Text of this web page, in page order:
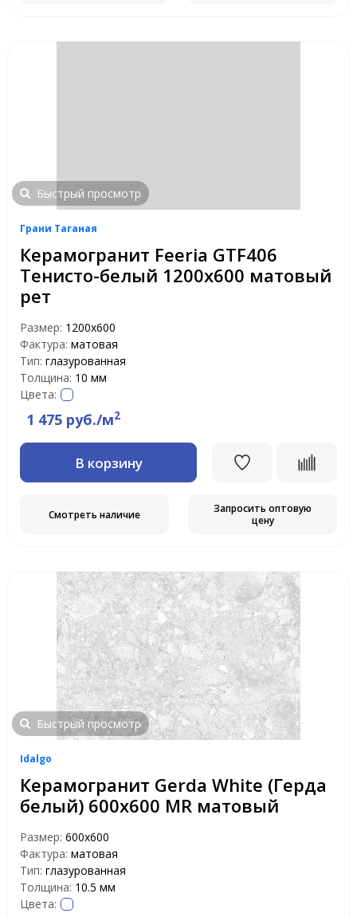
Быстрый просмотр
Грани Таганая
Керамогранит Feeria GTF406
Тенисто-белый 1200х600 матовый
рет
Размер: 1200х600
Фактура: матовая
Тип: глазурованная
Толщина: 10 мм
Цвета:
1 475 руб./м2
В корзину
Смотреть наличие
Запросить оптовую
цену
Быстрый просмотр
Idalgo
Керамогранит Gerda White (Герда
белый) 600х600 MR матовый
Размер: 600х600
Фактура: матовая
Тип: глазурованная
Толщина: 10.5 мм
Цвета: